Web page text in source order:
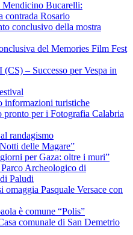
Mendicino Bucarelli:
contrada Rosario
conclusivo della mostra
del Memories Film Fest
– Successo per Vespa in
informazioni turistiche
per i Fotografia Calabria
randagismo
delle Magare”
per Gaza: oltre i muri”
Archeologico di
Paludi
Pasquale Versace con
è comune “Polis”
comunale di San Demetrio